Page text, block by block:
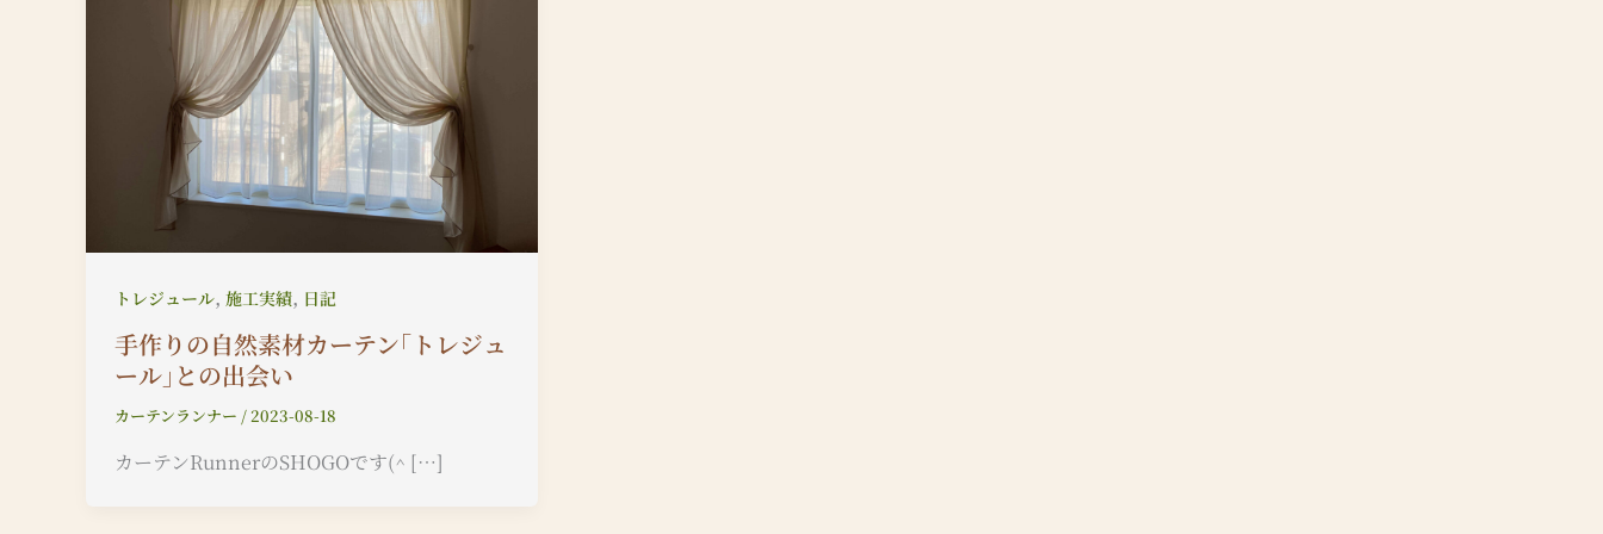
トレジュール, 施工実績, 日記
手作りの自然素材カーテン｢トレジュ
ール｣との出会い
カーテンランナー /2023-08-18
カーテンRunnerのSHOGOです(^ […]